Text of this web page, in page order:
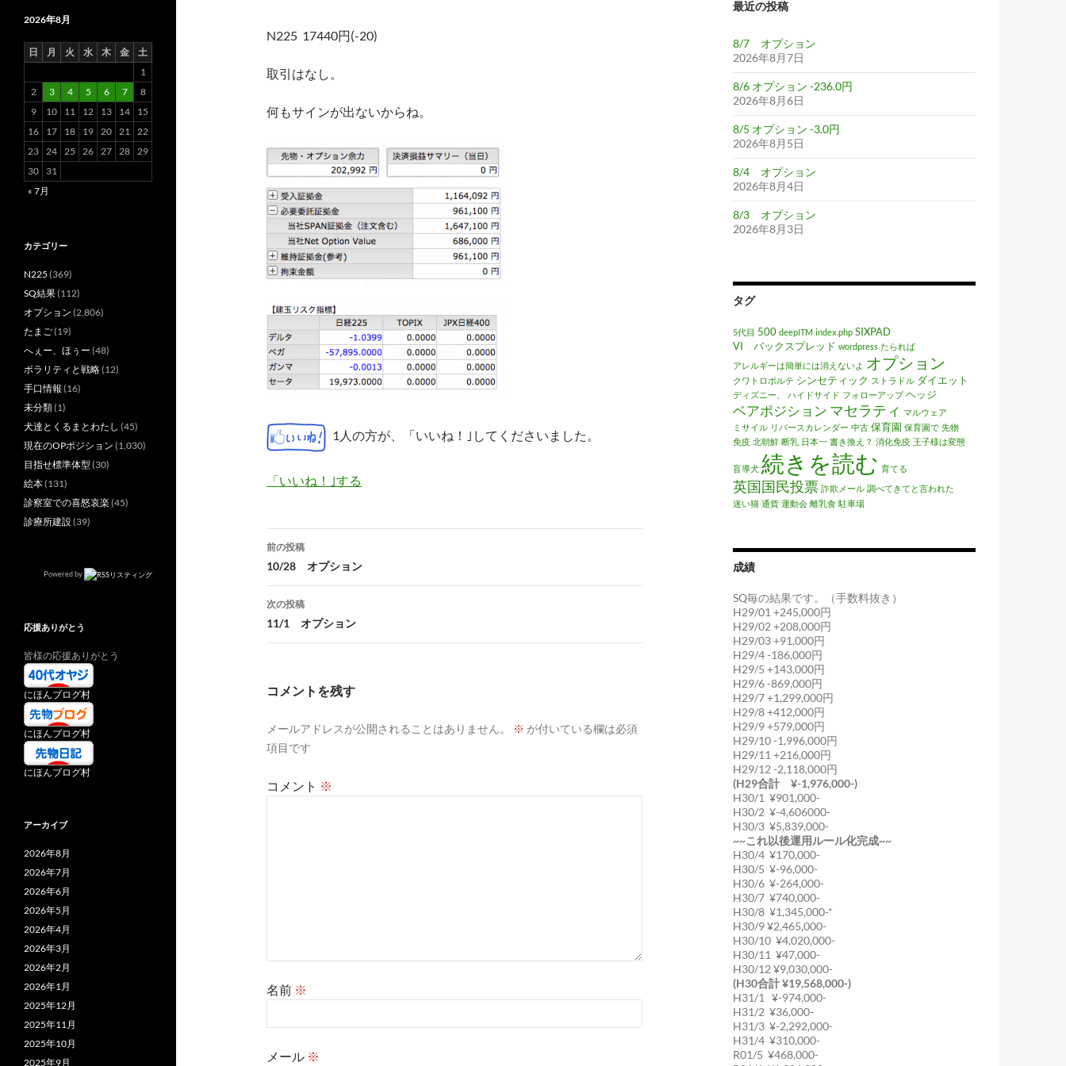
N225 17440円(-20)
取引はなし。
何もサインが出ないからね。
1人の方が、「いいね！｣してくださいました。
「いいね！｣する
投
稿
ナ
ビ
ゲ
ョ
前の投稿
10/28 オプション
次の投稿
11/1 オプション
コメントを残す
メールアドレスが公開されることはありません。 ※ が付いている欄は必須
項目です
コメント ※
名前 ※
メール ※
最近の投稿
8/7 オプション
2026年8月7日
8/6 オプション -236.0円
2026年8月6日
8/5 オプション -3.0円
2026年8月5日
8/4 オプション
2026年8月4日
8/3 オプション
2026年8月3日
タグ
5代目 500 deepITM index.php SIXPAD
VI バックスプレッド wordpress たられば
アレルギーは簡単には消えないよ オプション
クワトロポルテ シンセティック ストラドル ダイエット
ディズニー、 ハイドサイド フォローアップ ヘッジ
ベアポジション マセラティ マルウェア
ミサイル リバースカレンダー 中古 保育園 保育園で 先物
免疫 北朝鮮 断乳 日本一 書き換え？ 消化免疫 王子様は変態
盲導犬 続きを読む 育てる
英国国民投票 詐欺メール 調べてきてと言われた
迷い猫 通貨 運動会 離乳食 駐車場
成績
SQ毎の結果です。（手数料抜き）
H29/01 +245,000円
H29/02 +208,000円
H29/03 +91,000円
H29/4 -186,000円
H29/5 +143,000円
H29/6 -869,000円
H29/7 +1,299,000円
H29/8 +412,000円
H29/9 +579,000円
H29/10 -1,996,000円
H29/11 +216,000円
H29/12 -2,118,000円
(H29合計 ¥-1,976,000-)
H30/1 ¥901,000-
H30/2 ¥-4,606000-
H30/3 ¥5,839,000-
~~これ以後運用ルール化完成~~
H30/4 ¥170,000-
H30/5 ¥-96,000-
H30/6 ¥-264,000-
H30/7 ¥740,000-
H30/8 ¥1,345,000-*
H30/9 ¥2,465,000-
H30/10 ¥4,020,000-
H30/11 ¥47,000-
H30/12 ¥9,030,000-
(H30合計 ¥19,568,000-)
H31/1 ¥-974,000-
H31/2 ¥36,000-
H31/3 ¥-2,292,000-
H31/4 ¥310,000-
R01/5 ¥468,000-
2026年8月
日 月 火 水 木 金
土
1
2
3 4 5 6 7
8
9
10 11 12 13 14
15
16
17 18 19 20 21
22
23
24 25 26 27 28
29
30
31
« 7月
カテゴリー
N225 (369)
SQ結果(112)
オプション (2,806)
たまご(19)
へぇー、ほぅー (48)
ボラリティと戦略(12)
手口情報 (16)
未分類(1)
犬達とくるまとわたし (45)
現在のOPポジション (1,030)
目指せ標準体型 (30)
絵本(131)
診察室での喜怒哀楽(45)
診療所建設(39)
Powered by
応援ありがとう
皆様の応援ありがとう
にほんブログ村
にほんブログ村
にほんブログ村
アーカイブ
2026年8月
2026年7月
2026年6月
2026年5月
2026年4月
2026年3月
2026年2月
2026年1月
2025年12月
2025年11月
2025年10月
2025年9月